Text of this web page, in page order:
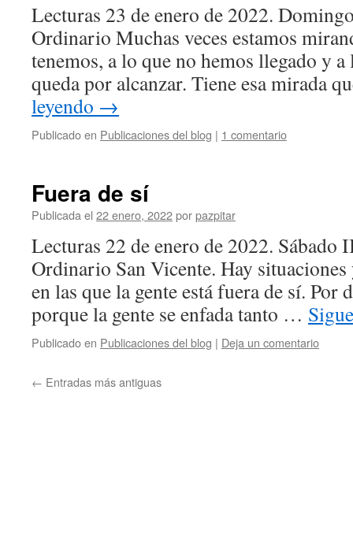
Lecturas 23 de enero de 2022.
Ordinario Muchas veces estamos
tenemos, a lo que no hemos llegado y
queda por alcanzar. Tiene esa mirada
leyendo →
Publicado en Publicaciones del blog | 1 comentario
Fuera de sí
Publicada el 22 enero, 2022porpazpitar
Lecturas 22 de enero de 2022. Sábado
Ordinario San Vicente. Hay
en las que la gente está fuera de sí. Por
porque la gente se enfada tanto …
Publicado en Publicaciones del blog | Deja un comentario
← Entradas más antiguas